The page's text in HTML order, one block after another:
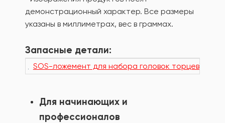
демонстрационный характер. Все размеры
указаны в миллиметрах, вес в граммах.
Запасные детали:
SOS-ложемент для набора головок торцевых с
Для начинающих и
профессионалов